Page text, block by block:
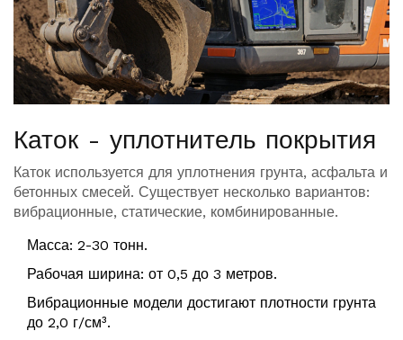
Каток - уплотнитель покрытия
Каток используется для уплотнения грунта, асфальта и
бетонных смесей. Существует несколько вариантов:
вибрационные, статические, комбинированные.
Масса: 2-30 тонн.
Рабочая ширина: от 0,5 до 3 метров.
Вибрационные модели достигают плотности грунта
до 2,0 г/см³.